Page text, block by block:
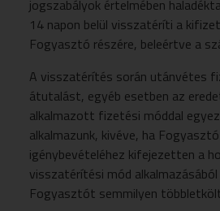
jogszabályok értelmében
14 napon belül visszatéríti a
Fogyasztó részére, beleértve a
A visszatérítés során utánvétes
átutalást, egyéb esetben az
alkalmazott fizetési móddal
alkalmazunk, kivéve, ha
igénybevételéhez kifejezetten a
visszatérítési mód
Fogyasztót semmilyen